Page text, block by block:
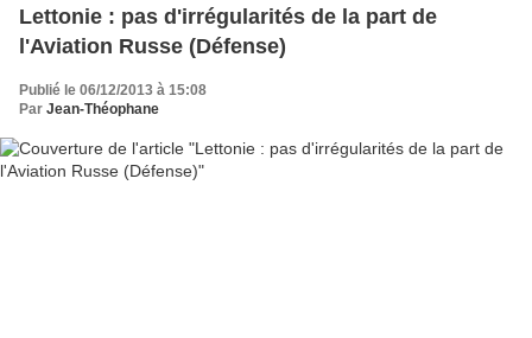
Lettonie : pas d'irrégularités de la part de
l'Aviation Russe (Défense)
Publié le 06/12/2013 à 15:08
Par Jean-Théophane